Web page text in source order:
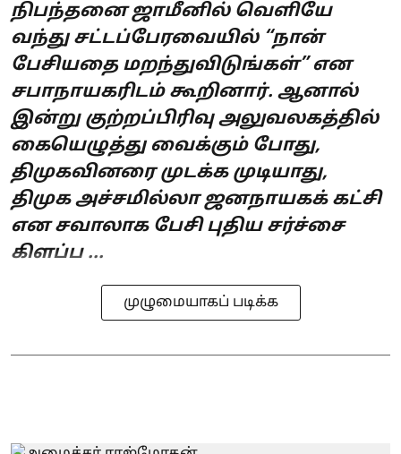
நிபந்தனை ஜாமீனில் வெளியே
வந்து சட்டப்பேரவையில் “நான்
பேசியதை மறந்துவிடுங்கள்” என
சபாநாயகரிடம் கூறினார். ஆனால்
இன்று குற்றப்பிரிவு அலுவலகத்தில்
கையெழுத்து வைக்கும் போது,
திமுகவினரை முடக்க முடியாது,
திமுக அச்சமில்லா ஜனநாயகக் கட்சி
என சவாலாக பேசி புதிய சர்ச்சை
கிளப்ப ...
முழுமையாகப் படிக்க